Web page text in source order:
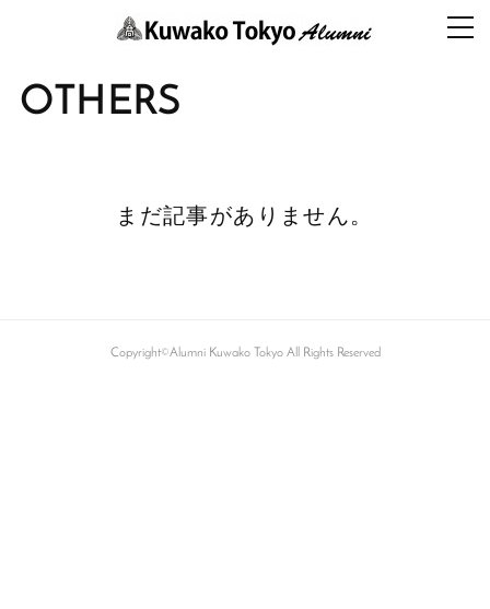
OTHERS
まだ記事がありません。
Copyright©Alumni Kuwako Tokyo All Rights Reserved